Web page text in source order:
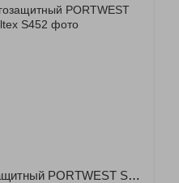
Комбинезон влагозащитный PORTWEST S452 Sealtex